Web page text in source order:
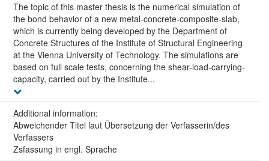
The topic of this master thesis is the numerical simulation of
the bond behavior of a new metal-concrete-composite-slab,
which is currently being developed by the Department of
Concrete Structures of the Institute of Structural Engineering
at the Vienna University of Technology. The simulations are
based on full scale tests, concerning the shear-load-carrying-
capacity, carried out by the Institute...
Additional information:
Abweichender Titel laut Übersetzung der Verfasserin/des
Verfassers
Zsfassung in engl. Sprache